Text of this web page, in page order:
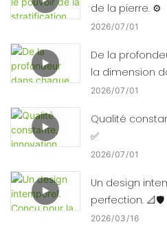
de la pierre. ⚙️
2026 07 01
De la
la dimension
2026 07 01
Qualité
✅
2026 07 01
Un design
perfection. 📐🛡️
2026 03 16